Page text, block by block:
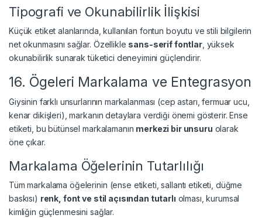
Tipografi ve Okunabilirlik İlişkisi
Küçük etiket alanlarında, kullanılan fontun boyutu ve stili bilgilerin
net okunmasını sağlar. Özellikle sans-serif fontlar, yüksek
okunabilirlik sunarak tüketici deneyimini güçlendirir.
16. Ögeleri Markalama ve Entegrasyon
Giysinin farklı unsurlarının markalanması (cep astarı, fermuar ucu,
kenar dikişleri), markanın detaylara verdiği önemi gösterir. Ense
etiketi, bu bütünsel markalamanın merkezi bir unsuru olarak
öne çıkar.
Markalama Öğelerinin Tutarlılığı
Tüm markalama öğelerinin (ense etiketi, sallantı etiketi, düğme
baskısı) renk, font ve stil açısından tutarlı olması, kurumsal
kimliğin güçlenmesini sağlar.